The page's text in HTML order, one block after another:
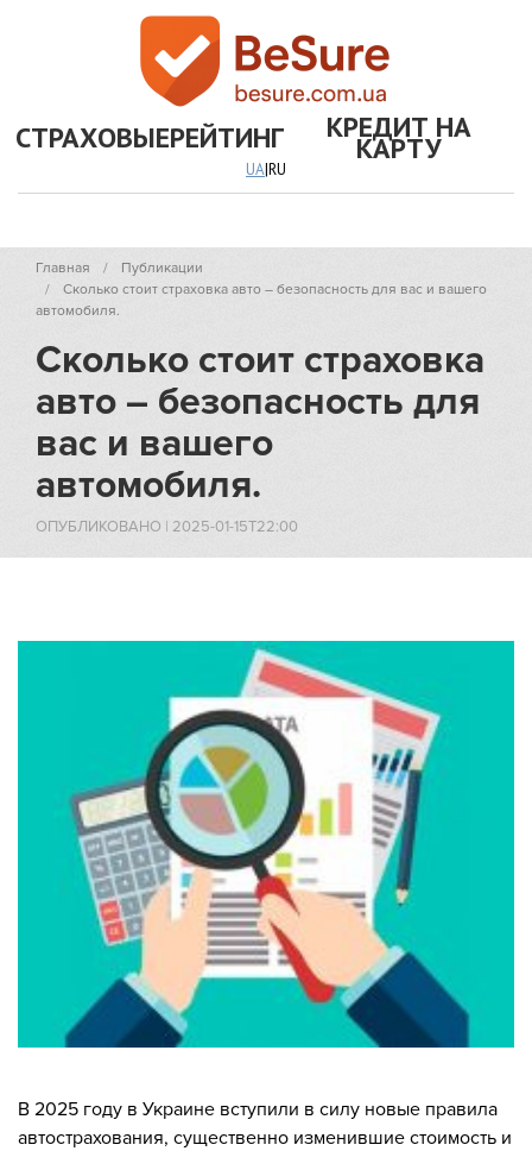
СТРАХОВЫЕРЕЙТИНГ КРЕДИТ НА
КАРТУ
UA|RU
Главная
Публикации
Сколько стоит страховка авто – безопасность для вас и вашего
автомобиля.
Сколько стоит страховка
авто – безопасность для
вас и вашего
автомобиля.
ОПУБЛИКОВАНО | 2025-01-15T22:00
В 2025 году в Украине вступили в силу новые правила
автострахования, существенно изменившие стоимость и